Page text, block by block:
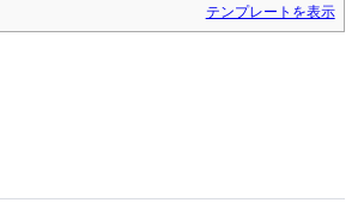
テンプレートを表示